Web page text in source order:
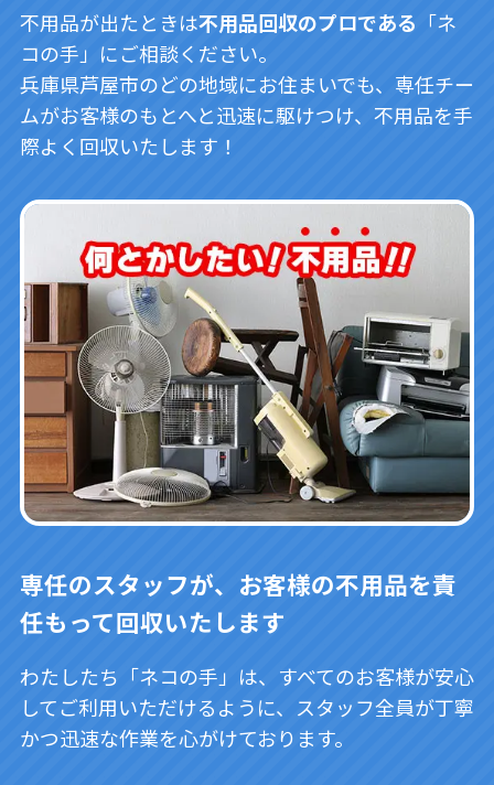
不用品が出たときは不用品回収のプロである 「ネ
コの手」にご相談ください。
兵庫県芦屋市のどの地域にお住まいでも、専任チー
ムがお客様のもとへと迅速に駆けつけ、不用品を手
際よく回収いたします！
専任のスタッフが、お客様の不用品を責
任もって回収いたします
わたしたち「ネコの手」は、すべてのお客様が安心
してご利用いただけるように、スタッフ全員が丁寧
かつ迅速な作業を心がけております。